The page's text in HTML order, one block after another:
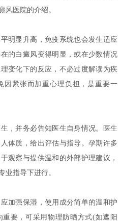
风医院的介绍。
显升高，免疫系统也会发生适应
的白癜风变得明显，或在少数情况
变化下的反应，不必过度解读为疾
因紧张而加重心理负担，是重要一
并务必告知医生自身情况。医生
体质，给出评估与指导。孕期许多
观察与提供温和的外部护理建议，
业指导下进行。
强保湿，使用成分简单的温和护
要，可采用物理防晒方式(如遮阳